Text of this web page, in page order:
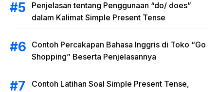
Penjelasan tentang Penggunaan “do/ does”
dalam Kalimat Simple Present Tense
Contoh Percakapan Bahasa Inggris di Toko “Go
Shopping” Beserta Penjelasannya
Contoh Latihan Soal Simple Present Tense,